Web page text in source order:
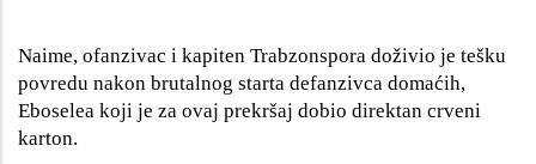
Naime, ofanzivac i kapiten Trabzonspora doživio je tešku
povredu nakon brutalnog starta defanzivca domaćih,
Eboselea koji je za ovaj prekršaj dobio direktan crveni
karton.